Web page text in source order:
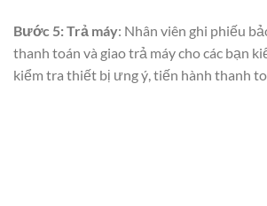
Bước 5:Trả máy: Nhân viên ghi phiếu
thanh toán và giao trả máy cho các bạn
kiểm tra thiết bị ưng ý, tiến hành thanh